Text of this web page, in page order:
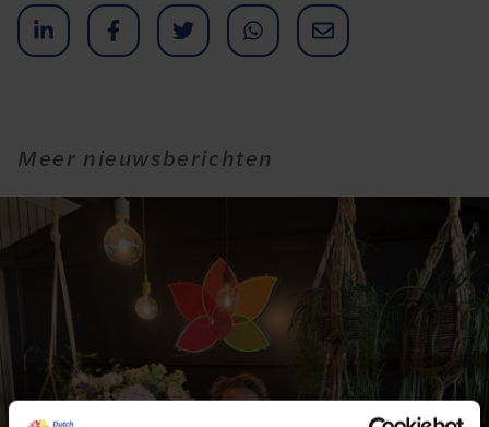
Meer nieuwsberichten